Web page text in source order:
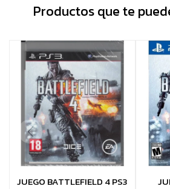
Productos que te
JUEGO BATTLEFIELD 4 PS3